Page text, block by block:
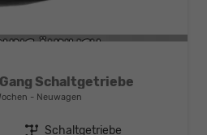
Schaltgetriebe
Neuwagen
Getriebe Schaltgetriebe